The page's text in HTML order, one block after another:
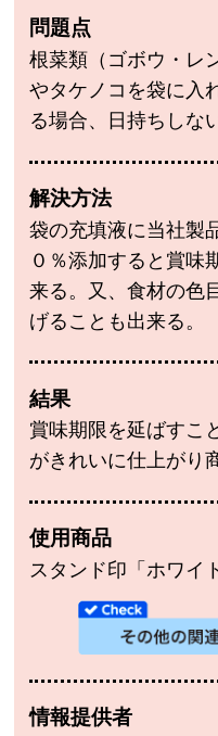
問題点
根菜類（ゴボウ・レ
やタケノコを袋に入
る場合、日持ちしな
解決方法
袋の充填液に当社製
０％添加すると賞味
来る。又、食材の色
げることも出来る。
結果
賞味期限を延ばすこ
がきれいに仕上がり
使用商品
スタンド印「ホワイ
情報提供者